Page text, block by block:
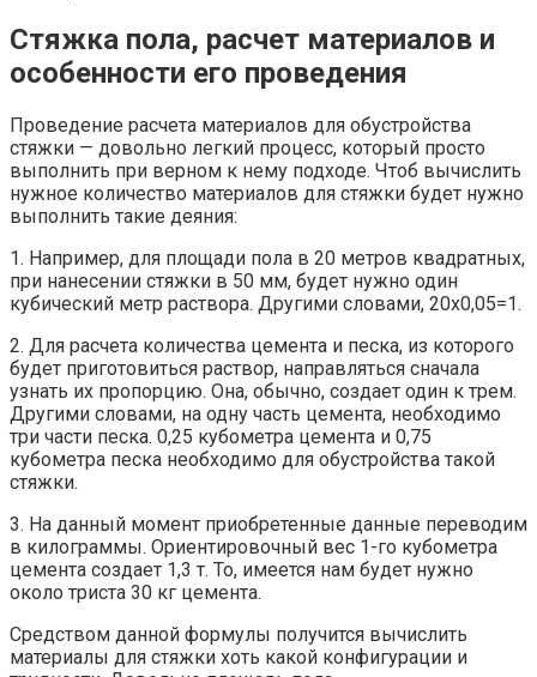
Стяжка пола, расчет материалов и
особенности его проведения
Проведение расчета материалов для обустройства
стяжки — довольно легкий процесс, который просто
выполнить при верном к нему подходе. Чтоб вычислить
нужное количество материалов для стяжки будет нужно
выполнить такие деяния:
1. Например, для площади пола в 20 метров квадратных,
при нанесении стяжки в 50 мм, будет нужно один
кубический метр раствора. Другими словами, 20х0,05=1.
2. Для расчета количества цемента и песка, из которого
будет приготовиться раствор, направляться сначала
узнать их пропорцию. Она, обычно, создает один к трем.
Другими словами, на одну часть цемента, необходимо
три части песка. 0,25 кубометра цемента и 0,75
кубометра песка необходимо для обустройства такой
стяжки.
3. На данный момент приобретенные данные переводим
в килограммы. Ориентировочный вес 1-го кубометра
цемента создает 1,3 т. То, имеется нам будет нужно
около триста 30 кг цемента.
Средством данной формулы получится вычислить
материалы для стяжки хоть какой конфигурации и